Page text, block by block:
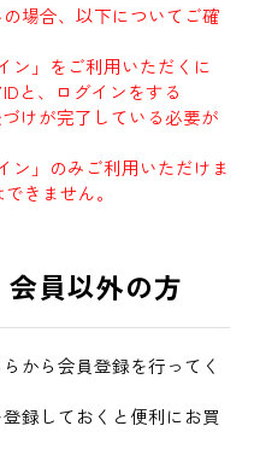
場合、以下についてご確
ン」をご利用いただくに
と、ログインをする
けが完了している必要が
ン」のみご利用いただけま
きません。
員以外の方
から会員登録を行ってく
録しておくと便利にお買